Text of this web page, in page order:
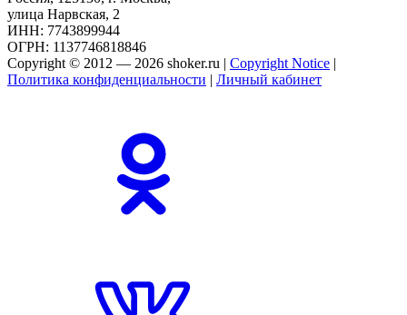
улица Нарвская, 2
ИНН: 7743899944
ОГРН: 1137746818846
Copyright © 2012 — 2026 shoker.ru | Copyright Notice |
Политика конфиденциальности | Личный кабинет